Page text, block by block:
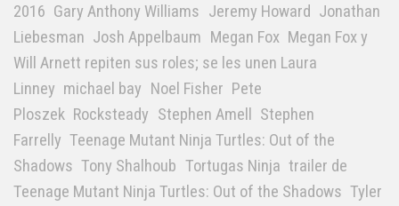
2016 Gary Anthony Williams Jeremy Howard Jonathan
Liebesman Josh Appelbaum Megan Fox Megan Fox y
Will Arnett repiten sus roles; se les unen Laura
Linney michael bay Noel Fisher Pete
Ploszek Rocksteady Stephen Amell Stephen
Farrelly Teenage Mutant Ninja Turtles: Out of the
Shadows Tony Shalhoub Tortugas Ninja trailer de
Teenage Mutant Ninja Turtles: Out of the Shadows Tyler